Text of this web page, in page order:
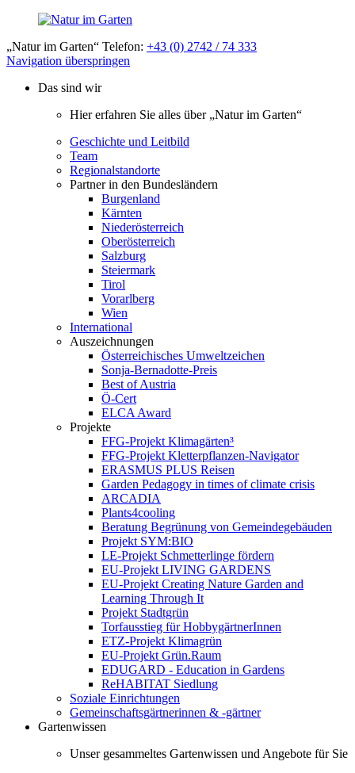
„Natur im Garten“ Telefon: +43 (0) 2742 / 74 333
Navigation überspringen
Das sind wir
Hier erfahren Sie alles über „Natur im Garten“
Geschichte und Leitbild
Team
Regionalstandorte
Partner in den Bundesländern
Burgenland
Kärnten
Niederösterreich
Oberösterreich
Salzburg
Steiermark
Tirol
Vorarlberg
Wien
International
Auszeichnungen
Österreichisches Umweltzeichen
Sonja-Bernadotte-Preis
Best of Austria
Ö-Cert
ELCA Award
Projekte
FFG-Projekt Klimagärten³
FFG-Projekt Kletterpflanzen-Navigator
ERASMUS PLUS Reisen
Garden Pedagogy in times of climate crisis
ARCADIA
Plants4cooling
Beratung Begrünung von Gemeindegebäuden
Projekt SYM:BIO
LE-Projekt Schmetterlinge fördern
EU-Projekt LIVING GARDENS
EU-Projekt Creating Nature Garden and
Learning Through It
Projekt Stadtgrün
Torfausstieg für HobbygärtnerInnen
ETZ-Projekt Klimagrün
EU-Projekt Grün.Raum
EDUGARD - Education in Gardens
ReHABITAT Siedlung
Soziale Einrichtungen
Gemeinschaftsgärtnerinnen & -gärtner
Gartenwissen
Unser gesammeltes Gartenwissen und Angebote für Sie